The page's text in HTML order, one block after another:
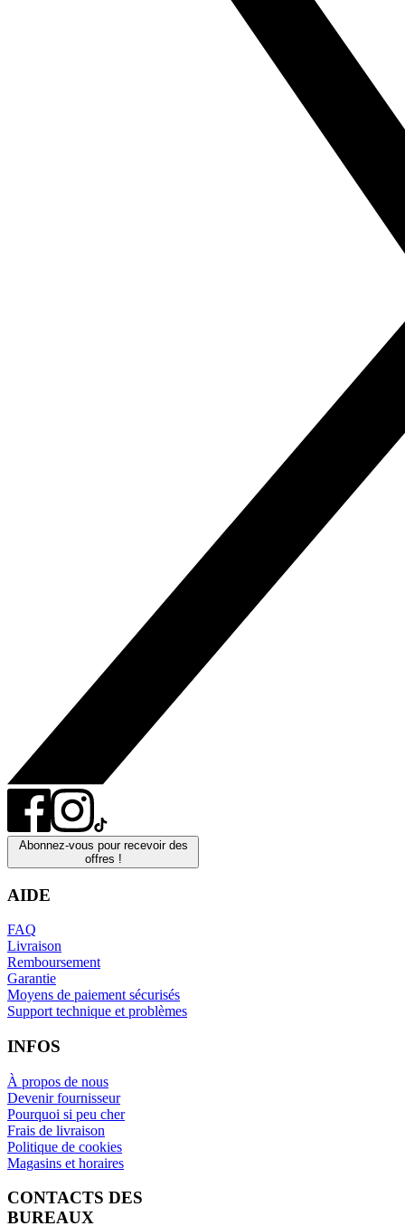
Abonnez-vous pour recevoir des
offres !
AIDE
FAQ
Livraison
Remboursement
Garantie
Moyens de paiement sécurisés
Support technique et problèmes
INFOS
À propos de nous
Devenir fournisseur
Pourquoi si peu cher
Frais de livraison
Politique de cookies
Magasins et horaires
CONTACTS DES
BUREAUX